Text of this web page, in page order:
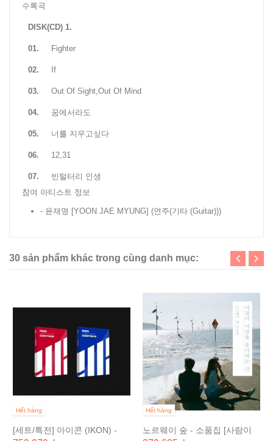
수록곡
DISK(CD) 1.
01. Fighter
02. If
03. Out Of Sight,Out Of Mind
04. 꿈에서라도
05. 너를 지우고싶다
06. 12,31
07.
빈털터리 인생
참여 아티스트 정보
- 윤재명 [YOON JAE MYUNG] (연주(기타 (Guitar)))
30 sản phẩm khác trong cùng danh mục:
Hết hàng
[세트/특전] 아이콘 (IKON) -
Hết hàng
노르웨이 숲 - 소품집 [사람이